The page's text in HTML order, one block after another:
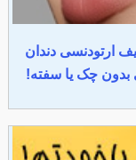
ارتودنسی دندان
بدون چک یا سفته!